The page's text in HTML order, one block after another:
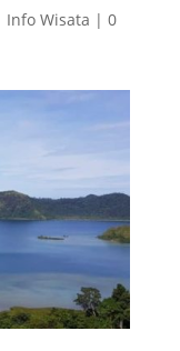
Info Wisata | 0